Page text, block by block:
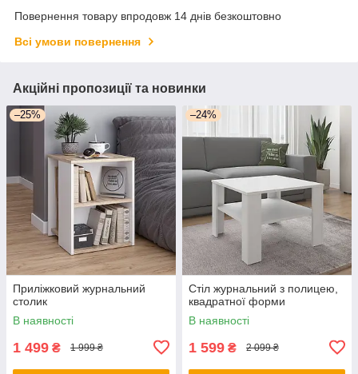
Повернення товару впродовж 14 днів безкоштовно
Всі умови повернення
Акційні пропозиції та новинки
–25%
Приліжковий журнальний
столик
В наявності
1 499 ₴ 1 999 ₴
–24%
Стіл журнальний з полицею,
квадратної форми
В наявності
1 599 ₴ 2 099 ₴